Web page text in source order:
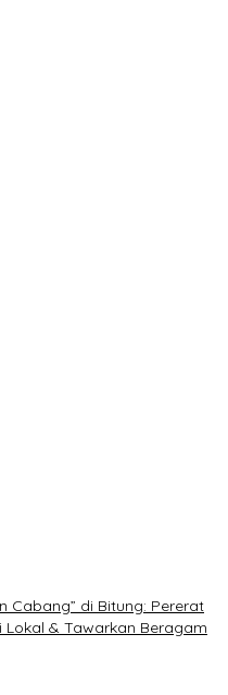
Cabang” di Bitung: Pererat
Lokal & Tawarkan Beragam